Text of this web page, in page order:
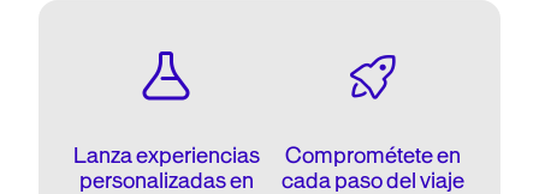
Lanza experiencias
personalizadas en
Comprométete en
cada paso del viaje